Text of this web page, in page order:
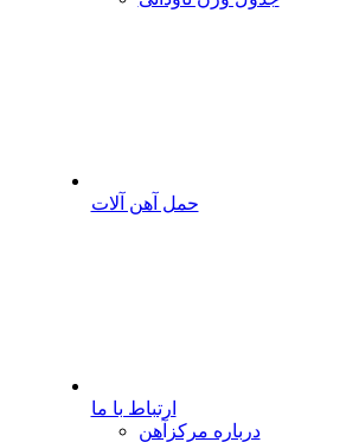
حمل آهن آلات
ارتباط با ما
درباره مرکزآهن